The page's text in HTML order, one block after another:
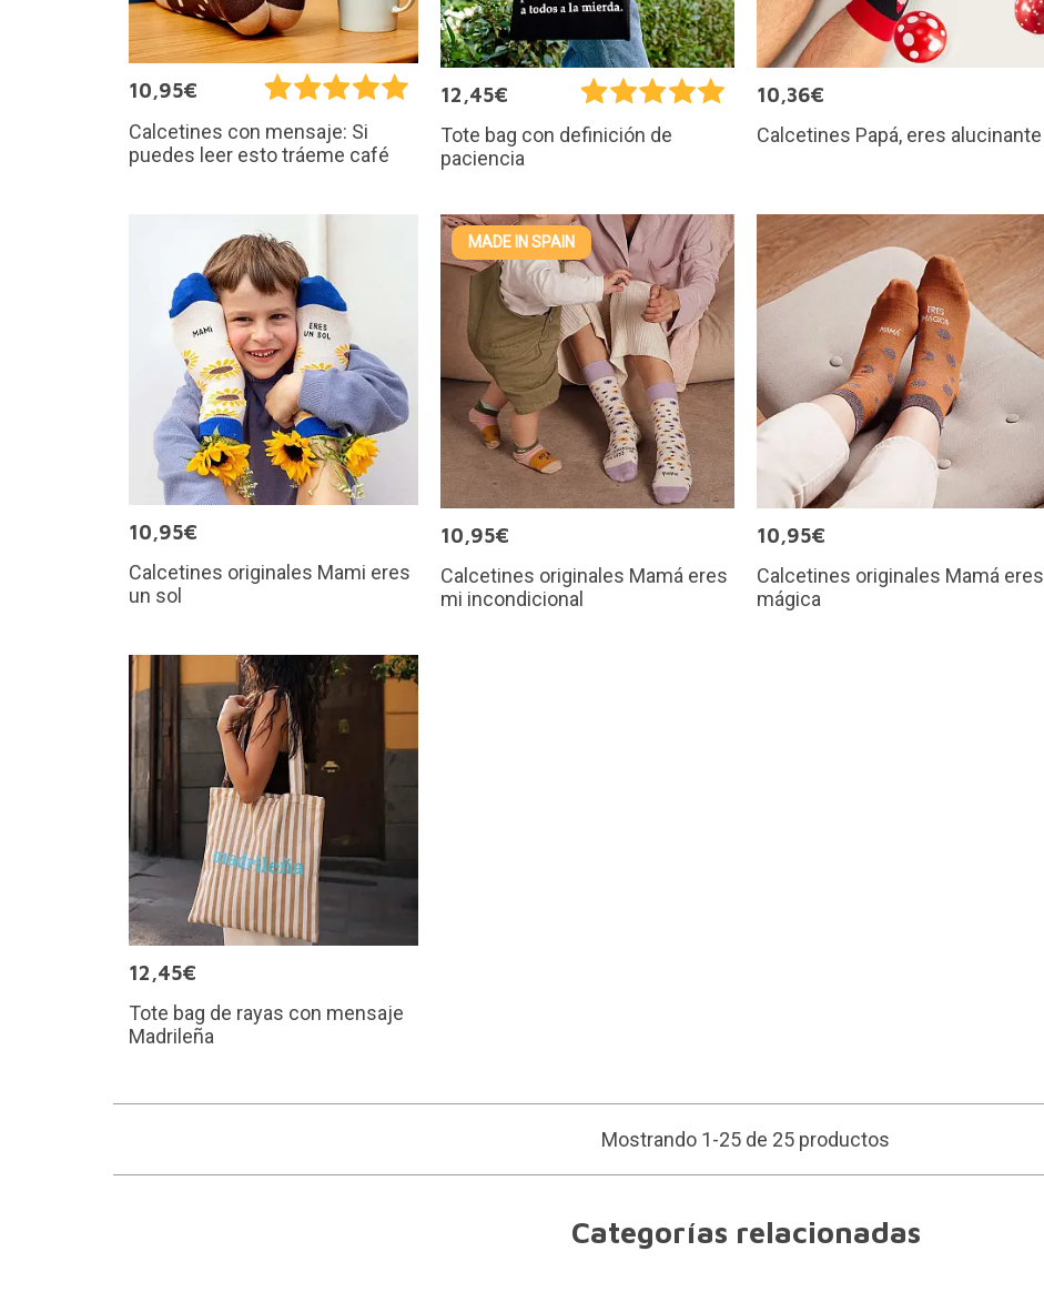
10,95€
Calcetines con mensaje: Si
puedes leer esto tráeme café
12,45€
Tote bag con definición de
paciencia
10,36€
Calcetines Papá, eres alucinante
10,95€
Calcetines originales Mami eres
un sol
MADE IN SPAIN
10,95€
Calcetines originales Mamá eres
mi incondicional
10,95€
Calcetines originales Mamá eres
mágica
12,45€
Tote bag de rayas con mensaje
Madrileña
Mostrando 1-25 de 25 productos
Categorías relacionadas